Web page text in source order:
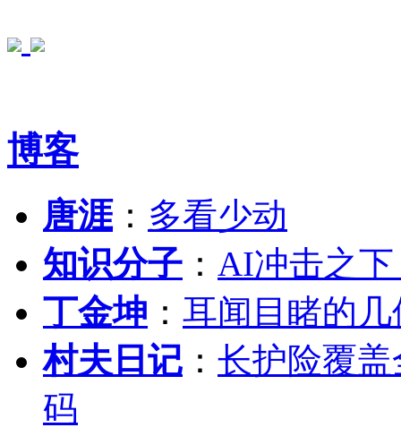
博客
唐涯： 多看少动
知识分子 ： AI冲击之
丁金坤 ： 耳闻目睹的
村夫日记 ： 长护险覆
码